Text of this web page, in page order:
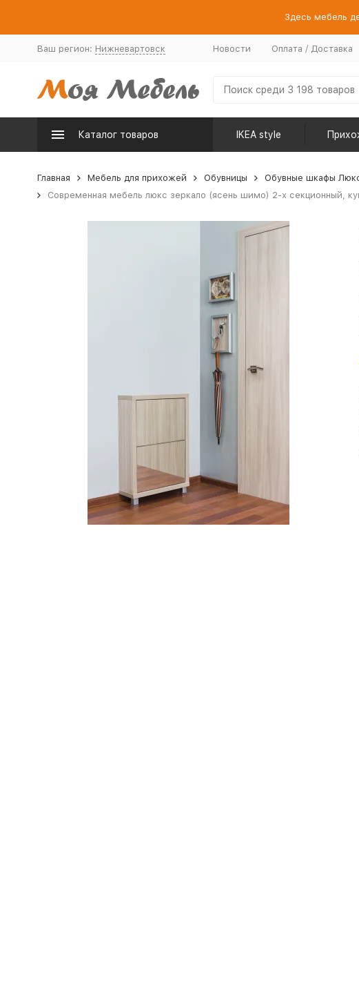
Здесь мебель
Ваш регион: Нижневартовск Новости Оплата / Доставка
Каталог товаров IKEA style
Главная Мебель для прихожей Обувницы Обувные шкафы
Современная мебель люкс зеркало (ясень шимо) 2-х секционный,